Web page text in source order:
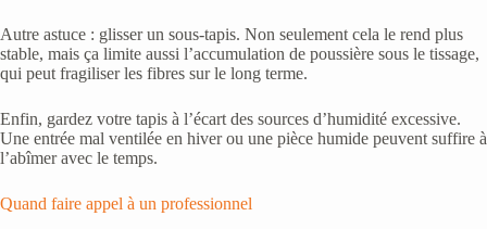
Autre astuce : glisser un sous-tapis. Non seulement cela le rend plus
stable, mais ça limite aussi l’accumulation de poussière sous le tissage,
qui peut fragiliser les fibres sur le long terme.
Enfin, gardez votre tapis à l’écart des sources d’humidité excessive.
Une entrée mal ventilée en hiver ou une pièce humide peuvent suffire à
l’abîmer avec le temps.
Quand faire appel à un professionnel